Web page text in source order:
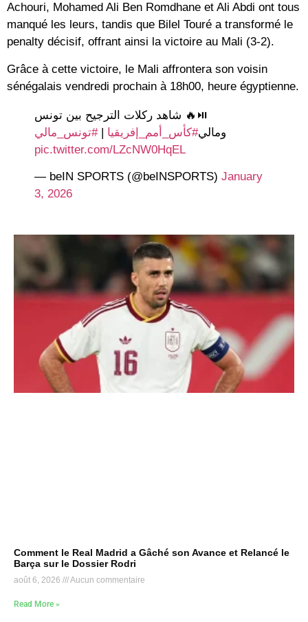
Achouri, Mohamed Ali Ben Romdhane et Ali Abdi ont tous
manqué les leurs, tandis que Bilel Touré a transformé le
penalty décisif, offrant ainsi la victoire au Mali (3-2).
Grâce à cette victoire, le Mali affrontera son voisin
sénégalais vendredi prochain à 18h00, heure égyptienne.
⏯️🔥 شاهد ركلات الترجيح بين تونس
ومالي#كأس_أمم_إفريقيا |#تونس_مالي
pic.twitter.com/LZcNW0HqEL
— beIN SPORTS (@beINSPORTS) January
3, 2026
Comment le Real Madrid a Gâché son Avance et Relancé le
Barça sur le Dossier Rodri
août 6, 2026 Aucun commentaire
Read More »